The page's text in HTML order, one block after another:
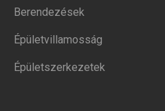
Berendezések
Épületvillamosság
Épületszerkezetek